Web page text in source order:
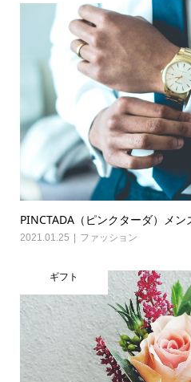
PINCTADA（ピンクターダ）メ
2021.01.25 ファッション
ギフト